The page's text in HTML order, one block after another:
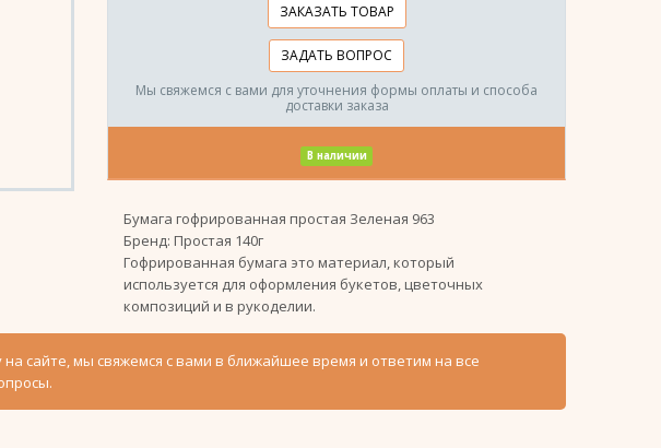
ЗАКАЗАТЬ ТОВАР
ЗАДАТЬ ВОПРОС
Мы свяжемся с вами для уточнения формы оплаты и способа
доставки заказа
В наличии
Бумага гофрированная простая Зеленая 963
Бренд: Простая 140г
Гофрированная бумага это материал, который
используется для оформления букетов, цветочных
композиций и в рукоделии.
сайте, мы свяжемся с вами в ближайшее время и ответим на все